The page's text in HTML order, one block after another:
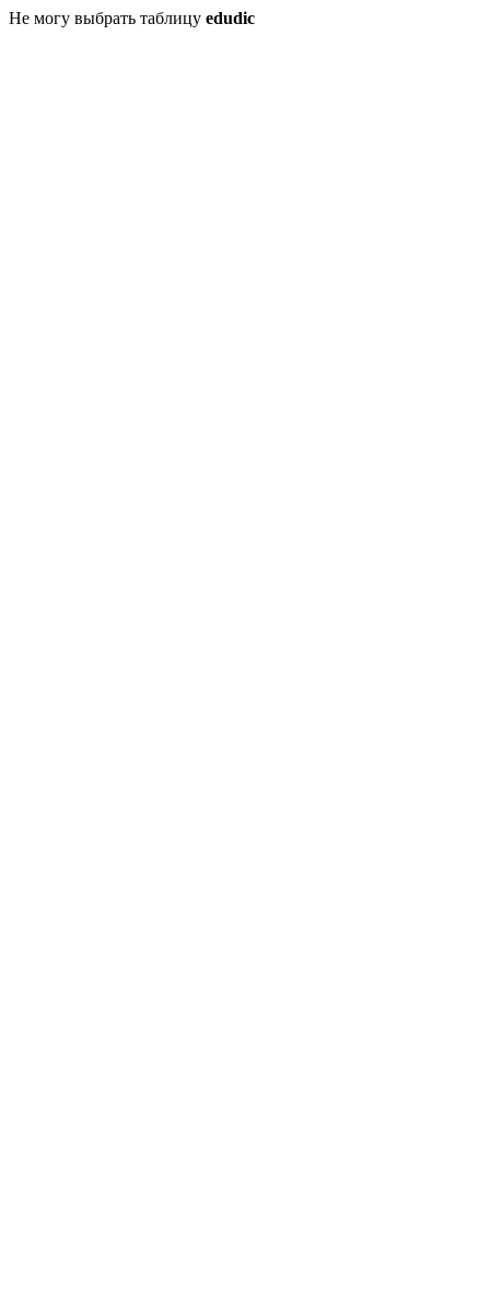
Не могу выбрать таблицу edudic